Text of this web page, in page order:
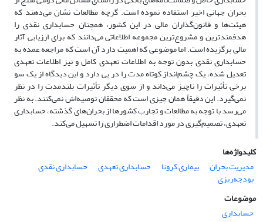
بحران جهانی اخیر استفاده نموده است. گرچه مطالعات نشان می‌دهند که
هیئت‌ها و قانون‌گذاران مالی در این کشور، همچنان حسابداری نقدی را
هدفمندترین و مشروع‌ترین مجموعه اطلاعاتی می‌دانند که برای ارزیابی آثار
مالی برگزیده است. اما موضوعی که اهمیت دارد آن است که مراجعه عمده به
حسابداری نقدی بدون توجه به اطلاعات تعهدی کامل و نیز اطلاعات تعهدی
تعدیل شده، یک چشم‌انداز کوتاه مدت را در پی دارد و این دیدگاه از یک سو
برخی تأثیرات را ناچیز می‌داند و از سوی دیگر تأثیرات بلندمدت را در نظر
نمی‌گیرد. این دقیقاً همان چیزی است که محققان توصیه‌اش نمی‌کنند. به نظر
می‌رسد با توجه به مطالعات و تجارب کشورها از بحران‌های گذشته، حسابداری
تعهدی، تصمیم‌گیری در مورد اقدامات اضطراری را تسهیل می‌کند.
کلیدواژه‌ها
مدیریت بحران
بیماری کرونا حسابداری تعهدی حسابداری نقدی
بودجه‌ریزی
موضوعات
حسابداری